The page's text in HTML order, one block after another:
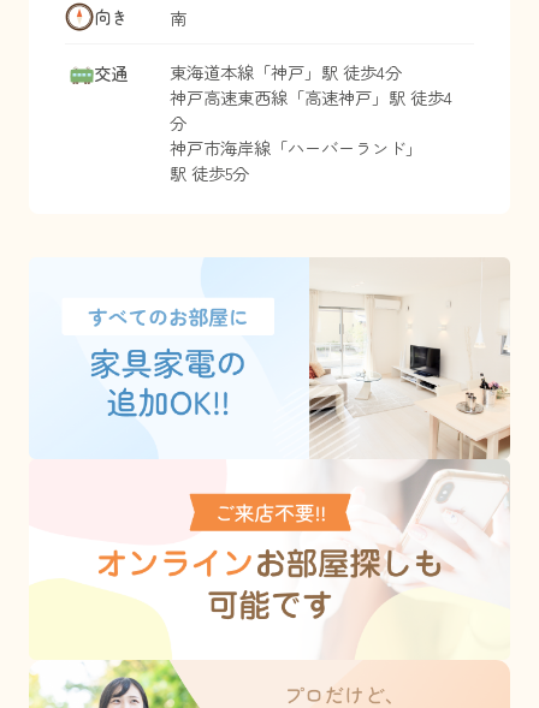
向き 南
交通 東海道本線「神戸」駅 徒歩4分
神戸高速東西線「高速神戸」駅 徒歩4
分
神戸市海岸線「ハーバーランド」
駅 徒歩5分